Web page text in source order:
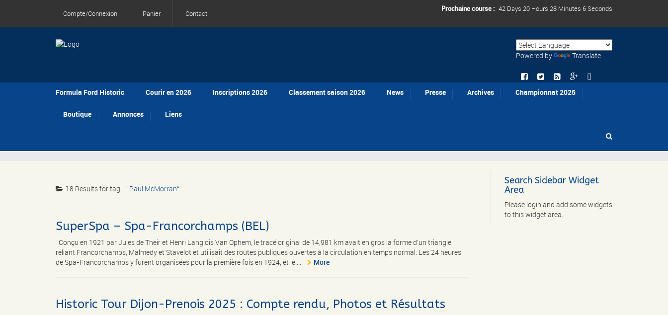
Compte/Connexion Panier Contact
Prochaine course : 42 Days 20 Hours 28 Minutes 5 Seconds
Powered by Translate
Formula Ford Historic Courir en 2026 Inscriptions 2026 Classement saison 2026 News Presse Archives Championnat 2025
Boutique Annonces Liens
18 Results fortag: Paul McMorran
SuperSpa – Spa-Francorchamps (BEL)
Conçu en 1921 par Jules de Their et Henri Langlois Van Ophem, le tracé original de 14,981 km avait en gros la forme d’un triangle
reliant Francorchamps, Malmedy et Stavelot et utilisait des routes publiques ouvertes à la circulation en temps normal. Les 24 heures
de Spa-Francorchamps y furent organisées pour la première fois en 1924, et le ...
More
Historic Tour Dijon-Prenois 2025 : Compte rendu, Photos et Résultats
Search Sidebar Widget
Area
Please login and add some widgets
to this widget area.